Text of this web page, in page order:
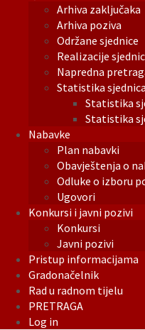
Arhiva zaključaka
Arhiva poziva
Održane sjednice
Realizacije
Napredna
Statistika sjednica
Statistika
Statistika
Nabavke
Plan nabavki
Obavještenja o
Odluke o izboru
Ugovori
Konkursi i javni pozivi
Konkursi
Javni pozivi
Pristup informacijama
Gradonačelnik
Rad u radnom tijelu
PRETRAGA
Log in